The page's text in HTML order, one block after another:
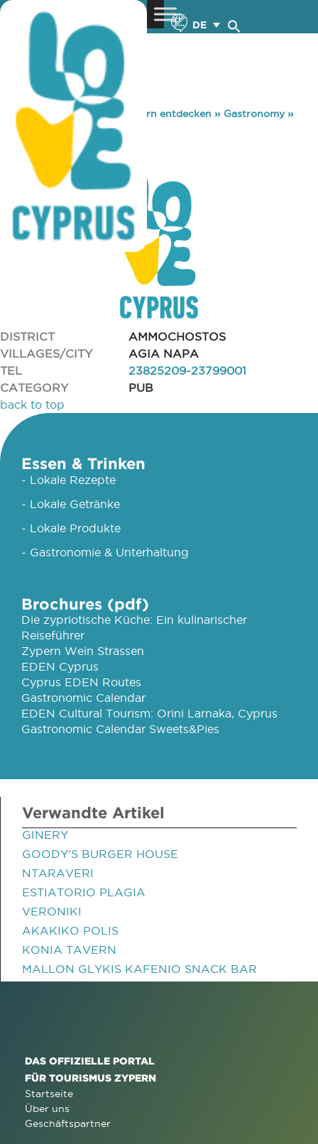
DE
You are here: Home »Zypern entdecken » Gastronomy»
ICE LOUNGE
ICE LOUNGE
DISTRICT
AMMOCHOSTOS
VILLAGES/CITY
AGIA NAPA
TEL
23825209-23799001
CATEGORY
PUB
back to top
Essen & Trinken
- Lokale Rezepte
- Lokale Getränke
- Lokale Produkte
- Gastronomie & Unterhaltung
Brochures (pdf)
Die zypriotische Küche: Ein kulinarischer
Reiseführer
Zypern Wein Strassen
EDEN Cyprus
Cyprus EDEN Routes
Gastronomic Calendar
EDEN Cultural Tourism: Orini Larnaka, Cyprus
Gastronomic Calendar Sweets&Pies
Verwandte Artikel
GINERY
GOODY'S BURGER HOUSE
NTARAVERI
ESTIATORIO PLAGIA
VERONIKI
AKAKIKO POLIS
KONIA TAVERN
MALLON GLYKIS KAFENIO SNACK BAR
DAS OFFIZIELLE PORTAL
FÜR TOURISMUS ZYPERN
Startseite
Über uns
Geschäftspartner